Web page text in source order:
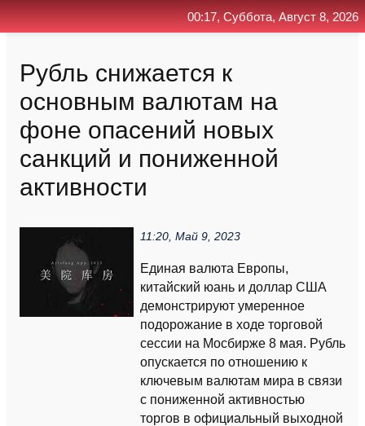
Рубль снижается к
основным валютам на
фоне опасений новых
санкций и пониженной
активности
11:20, Май 9, 2023
Единая валюта Европы,
китайский юань и доллар США
демонстрируют умеренное
подорожание в ходе торговой
сессии на Мосбирже 8 мая. Рубль
опускается по отношению к
ключевым валютам мира в связи
с пониженной активностью
торгов в официальный выходной
00:17, Суббота, Август 8, 2026